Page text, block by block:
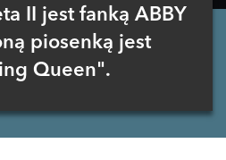
II jest fanką ABBY
piosenką jest
Queen".